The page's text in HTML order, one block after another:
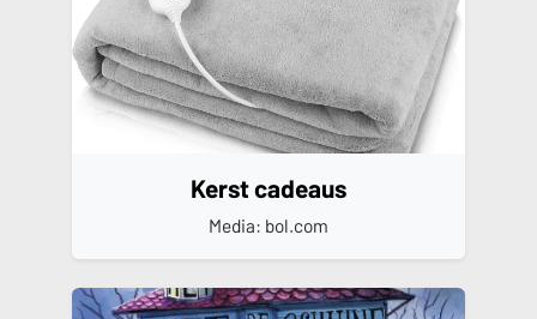
Kerst cadeaus
Media: bol.com